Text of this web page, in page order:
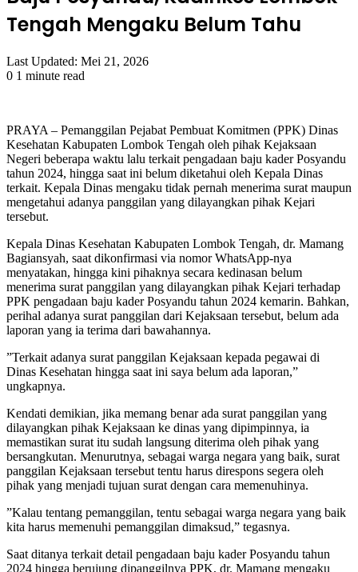
Tengah Mengaku Belum Tahu
Last Updated: Mei 21, 2026
0 1 minute read
​PRAYA – Pemanggilan Pejabat Pembuat Komitmen (PPK) Dinas
Kesehatan Kabupaten Lombok Tengah oleh pihak Kejaksaan
Negeri beberapa waktu lalu terkait pengadaan baju kader Posyandu
tahun 2024, hingga saat ini belum diketahui oleh Kepala Dinas
terkait. Kepala Dinas mengaku tidak pernah menerima surat maupun
mengetahui adanya panggilan yang dilayangkan pihak Kejari
tersebut.
​Kepala Dinas Kesehatan Kabupaten Lombok Tengah, dr. Mamang
Bagiansyah, saat dikonfirmasi via nomor WhatsApp-nya
menyatakan, hingga kini pihaknya secara kedinasan belum
menerima surat panggilan yang dilayangkan pihak Kejari terhadap
PPK pengadaan baju kader Posyandu tahun 2024 kemarin. Bahkan,
perihal adanya surat panggilan dari Kejaksaan tersebut, belum ada
laporan yang ia terima dari bawahannya.
​”Terkait adanya surat panggilan Kejaksaan kepada pegawai di
Dinas Kesehatan hingga saat ini saya belum ada laporan,”
ungkapnya.
​Kendati demikian, jika memang benar ada surat panggilan yang
dilayangkan pihak Kejaksaan ke dinas yang dipimpinnya, ia
memastikan surat itu sudah langsung diterima oleh pihak yang
bersangkutan. Menurutnya, sebagai warga negara yang baik, surat
panggilan Kejaksaan tersebut tentu harus direspons segera oleh
pihak yang menjadi tujuan surat dengan cara memenuhinya.
​”Kalau tentang pemanggilan, tentu sebagai warga negara yang baik
kita harus memenuhi pemanggilan dimaksud,” tegasnya.
​Saat ditanya terkait detail pengadaan baju kader Posyandu tahun
2024 hingga berujung dipanggilnya PPK, dr. Mamang mengaku